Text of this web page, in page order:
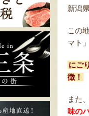
新潟
この
マト
にご
徴！
また
味の